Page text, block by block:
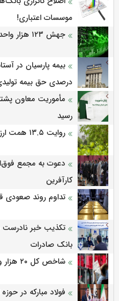
موسسات اعتباری!
جهش ۱۲۳ هزار واحدی شاخص بورس
درصدی حق بیمه
مأموریت معاون
رسید
روایت ۱۳.۵ همت ارزش‌آفرینی در فولادمبارکه
دعوت به مجمع
کارآفرین
تداوم روند
تکذیب خبر
بانک صادرات
شاخص کل ۲۰ هزار واحد افت کرد
فولاد مبارکه در